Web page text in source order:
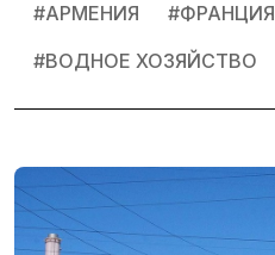
#АРМЕНИЯ #ФРАНЦИЯ
#ВОДНОЕ ХОЗЯЙСТВО